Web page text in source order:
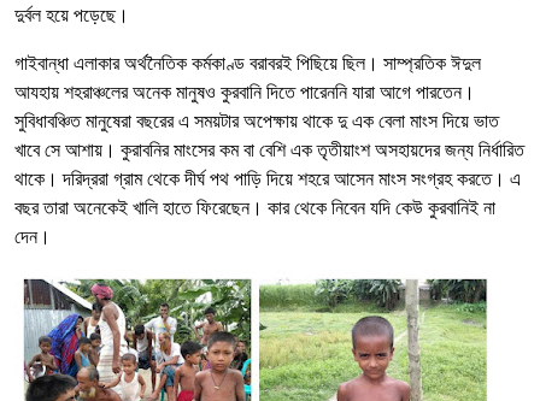
দুর্বল হয়ে পড়েছে।
গাইবান্ধা এলাকার অর্থনৈতিক কর্মকাণ্ড বরাবরই পিছিয়ে ছিল। সাম্প্রতিক ঈদুল
আযহায় শহরাঞ্চলের অনেক মানুষও কুরবানি দিতে পারেননি যারা আগে পারতেন।
সুবিধাবঞ্চিত মানুষেরা বছরের এ সময়টার অপেক্ষায় থাকে দু এক বেলা মাংস দিয়ে ভাত
খাবে সে আশায়। কুরাবনির মাংসের কম বা বেশি এক তৃতীয়াংশ অসহায়দের জন্য নির্ধারিত
থাকে। দরিদ্ররা গ্রাম থেকে দীর্ঘ পথ পাড়ি দিয়ে শহরে আসেন মাংস সংগ্রহ করতে। এ
বছর তারা অনেকেই খালি হাতে ফিরেছেন। কার থেকে নিবেন যদি কেউ কুরবানিই না
দেন।